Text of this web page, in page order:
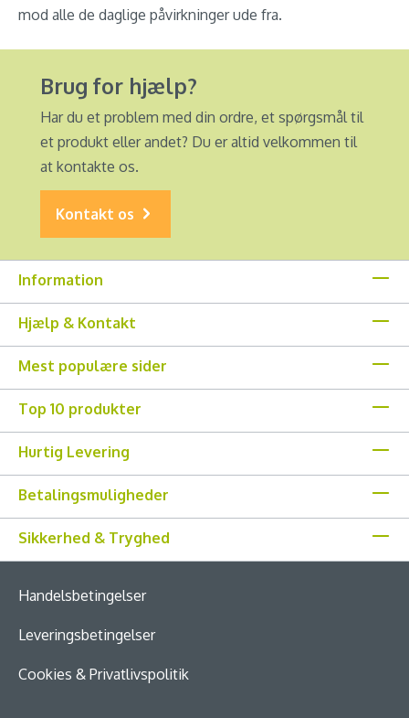
mod alle de daglige påvirkninger ude fra.
Brug for hjælp?
Har du et problem med din ordre, et spørgsmål til
et produkt eller andet? Du er altid velkommen til
at kontakte os.
Kontakt os
Information
Hjælp & Kontakt
Mest populære sider
Top 10 produkter
Hurtig Levering
Betalingsmuligheder
Sikkerhed & Tryghed
Handelsbetingelser
Leveringsbetingelser
Cookies & Privatlivspolitik